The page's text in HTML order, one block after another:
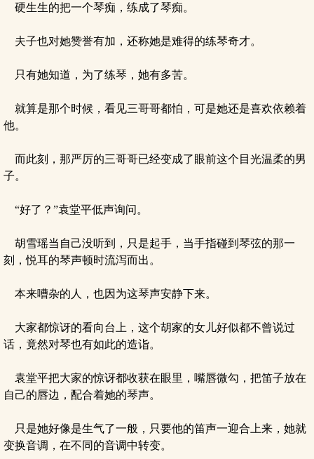
硬生生的把一个琴痴，练成了琴痴。
夫子也对她赞誉有加，还称她是难得的练琴奇才。
只有她知道，为了练琴，她有多苦。
就算是那个时候，看见三哥哥都怕，可是她还是喜欢依赖着
他。
而此刻，那严厉的三哥哥已经变成了眼前这个目光温柔的男
子。
“好了？”袁堂平低声询问。
胡雪瑶当自己没听到，只是起手，当手指碰到琴弦的那一
刻，悦耳的琴声顿时流泻而出。
本来嘈杂的人，也因为这琴声安静下来。
大家都惊讶的看向台上，这个胡家的女儿好似都不曾说过
话，竟然对琴也有如此的造诣。
袁堂平把大家的惊讶都收获在眼里，嘴唇微勾，把笛子放在
自己的唇边，配合着她的琴声。
只是她好像是生气了一般，只要他的笛声一迎合上来，她就
变换音调，在不同的音调中转变。